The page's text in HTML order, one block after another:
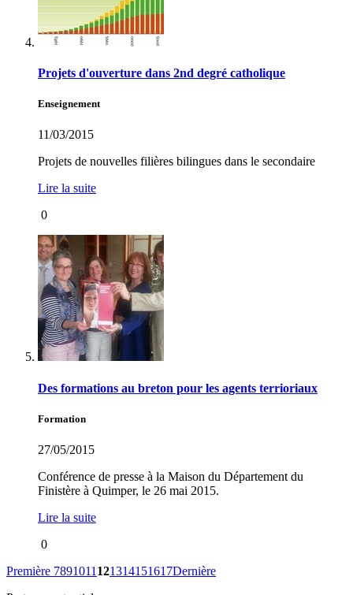
Projets d'ouverture dans 2nd degré catholique
Enseignement
11/03/2015
Projets de nouvelles filières bilingues dans le secondaire
Lire la suite
0
Des formations au breton pour les agents terrioriaux
Formation
27/05/2015
Conférence de presse à la Maison du Département du
Finistère à Quimper, le 26 mai 2015.
Lire la suite
0
Première 7891011 121314151617Dernière